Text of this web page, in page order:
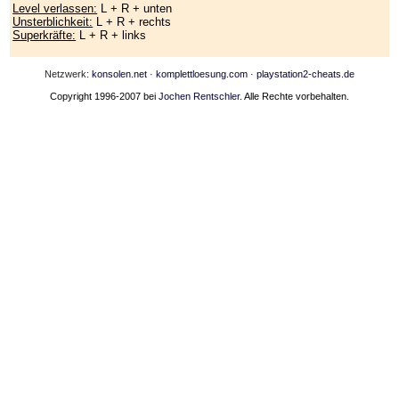
Level verlassen: L + R + unten
Unsterblichkeit: L + R + rechts
Superkräfte: L + R + links
Netzwerk: konsolen.net · komplettloesung.com · playstation2-cheats.de
Copyright 1996-2007 bei Jochen Rentschler. Alle Rechte vorbehalten.